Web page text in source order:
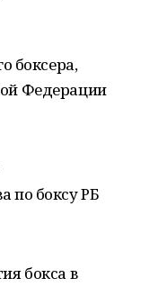
боксера,
Федерации
по боксу РБ
бокса в